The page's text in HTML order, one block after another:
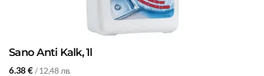
Sano Anti Kalk, 1l
6.38 €/ 12,48 лв.